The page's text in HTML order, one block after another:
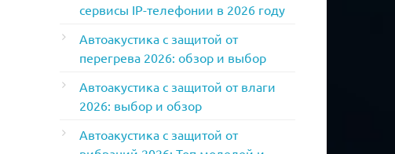
сервисы IP-телефонии в 2026 году
Автоакустика с защитой от
перегрева 2026: обзор и выбор
Автоакустика с защитой от влаги
2026: выбор и обзор
Автоакустика с защитой от